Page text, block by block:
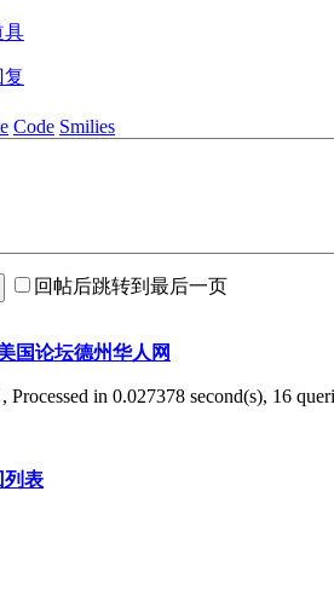
具
Code Smilies
回帖后跳转到最后一页
国论坛德州华人网
, Processed in 0.027378 second(s), 16
列表